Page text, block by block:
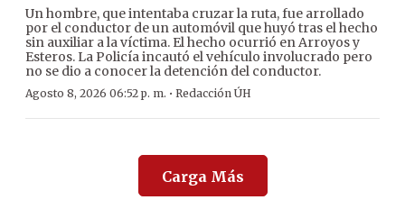
Un hombre, que intentaba cruzar la ruta, fue arrollado
por el conductor de un automóvil que huyó tras el hecho
sin auxiliar a la víctima. El hecho ocurrió en Arroyos y
Esteros. La Policía incautó el vehículo involucrado pero
no se dio a conocer la detención del conductor.
Agosto 8, 2026 06:52 p. m. · Redacción ÚH
Carga Más